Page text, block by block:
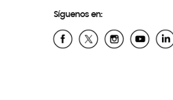
Síguenos en: